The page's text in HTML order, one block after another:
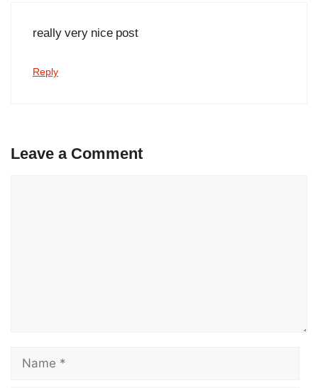
really very nice post
Reply
Leave a Comment
Name